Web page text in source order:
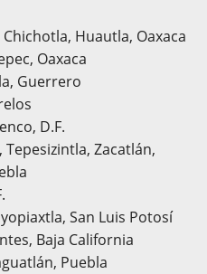
Huautla, Oaxaca
Oaxaca
Guerrero
D.F.
Zacatlán,
San Luis Potosí
Baja California
Puebla